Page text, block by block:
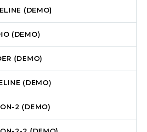
(DEMO)
(DEMO)
(DEMO)
(DEMO)
2 (DEMO)